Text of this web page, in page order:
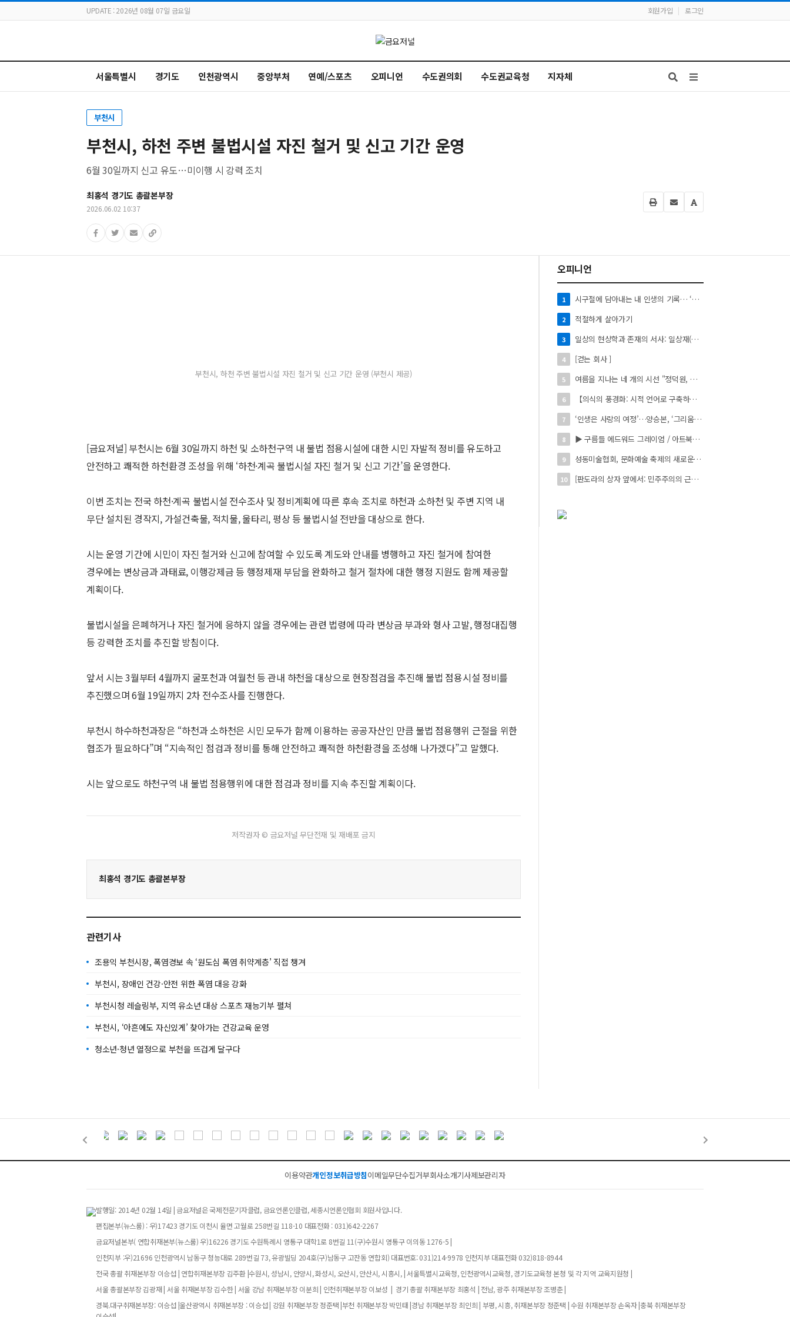
UPDATE : 2026년 08월 07일 금요일 회원가입 | 로그인
서울특별시 경기도 인천광역시 중앙부처 연예/스포츠 오피니언 수도권의회 수도권교육청 지자체
부천시
부천시, 하천 주변 불법시설 자진 철거 및 신고 기간 운영
6월 30일까지 신고 유도…미이행 시 강력 조치
최홍석 경기도 총괄본부장
2026.06.02 10:37
부천시, 하천 주변 불법시설 자진 철거 및 신고 기간 운영 (부천시 제공)
[금요저널] 부천시는 6월 30일까지 하천 및 소하천구역 내 불법 점용시설에 대한 시민 자발적 정비를 유도하고
안전하고 쾌적한 하천환경 조성을 위해 ‘하천·계곡 불법시설 자진 철거 및 신고 기간’을 운영한다.
이번 조치는 전국 하천·계곡 불법시설 전수조사 및 정비계획에 따른 후속 조치로 하천과 소하천 및 주변 지역 내
무단 설치된 경작지, 가설건축물, 적치물, 울타리, 평상 등 불법시설 전반을 대상으로 한다.
시는 운영 기간에 시민이 자진 철거와 신고에 참여할 수 있도록 계도와 안내를 병행하고 자진 철거에 참여한
경우에는 변상금과 과태료, 이행강제금 등 행정제재 부담을 완화하고 철거 절차에 대한 행정 지원도 함께 제공할
계획이다.
불법시설을 은폐하거나 자진 철거에 응하지 않을 경우에는 관련 법령에 따라 변상금 부과와 형사 고발, 행정대집행
등 강력한 조치를 추진할 방침이다.
앞서 시는 3월부터 4월까지 굴포천과 여월천 등 관내 하천을 대상으로 현장점검을 추진해 불법 점용시설 정비를
추진했으며 6월 19일까지 2차 전수조사를 진행한다.
부천시 하수하천과장은 “하천과 소하천은 시민 모두가 함께 이용하는 공공자산인 만큼 불법 점용행위 근절을 위한
협조가 필요하다”며 “지속적인 점검과 정비를 통해 안전하고 쾌적한 하천환경을 조성해 나가겠다”고 말했다.
시는 앞으로도 하천구역 내 불법 점용행위에 대한 점검과 정비를 지속 추진할 계획이다.
저작권자 © 금요저널 무단전재 및 재배포 금지
최홍석 경기도 총괄본부장
관련기사
조용익 부천시장, 폭염경보 속 ‘원도심 폭염 취약계층’ 직접 챙겨
부천시, 장애인 건강·안전 위한 폭염 대응 강화
부천시청 레슬링부, 지역 유소년 대상 스포츠 재능기부 펼쳐
부천시, ‘아흔에도 자신있게’ 찾아가는 건강교육 운영
청소년·청년 열정으로 부천을 뜨겁게 달구다
오피니언
1 시구절에 담아내는 내 인생의 기록… ‘시로 쓰는 자서전’
2 적절하게 살아가기
3 일상의 현상학과 존재의 서사: 일상재(日常材)의 시적 환치와 자아 성찰】
4 [걷는 회사 ]
5 여름을 지나는 네 개의 시선 "정덕원, 나지윤, 민선홍, 정윤하 작가" 4인 展
6 【의식의 풍경화: 시적 언어로 구축하는 실존의 미학】
7 ‘인생은 사랑의 여정’…양승본, ‘그리움의 빛’
8 ▶ 구름들 에드워드 그레이엄 / 아트북스 / 288쪽
9 성동미술협회, 문화예술 축제의 새로운 시작 ‘2026 서울숲 국제 아트 페스타’ 개최
10 [판도라의 상자 앞에서: 민주주의의 근원을 묻다]
이용약관개인정보취급방침이메일무단수집거부회사소개기사제보관리자
발행일: 2014년 02월 14일 | 금요저널은 국제전문기자클럽, 금요언론인클럽, 세종시언론인협회 회원사입니다.
편집본부(뉴스룸) : 우)17423 경기도 이천시 율면 고월로 258번길 118-10 대표전화 : 031)642-2267
금요저널본부( 연합취재본부(뉴스룸) 우)16226 경기도 수원특례시 영통구 대학1로 8번길 11(구)수원시 영통구 이의동 1276-5 |
인천지부 :우)21696 인천광역시 남동구 청능대로 289번길 73, 유광빌딩 204호(구)남동구 고잔동 연합회) 대표번호: 031)214-9978 인천지부 대표전화 032)818-8944
전국 총괄 취재본부장 이승섭 | 연합취재본부장 김주환 |수원시, 성남시, 안양시, 화성시, 오산시, 안산시, 시흥시, | 서울특별시교육청, 인천광역시교육청, 경기도교육청 본청 및 각 지역 교육지원청 |
서울 총괄본부장 김광재 | 서울 취재본부장 김수한 | 서울 강남 취재본부장 이분희 | 인천취재본부장 이보성 | 경기 총괄 취재본부장 최홍석 | 전남, 광주 취재본부장 조병춘 |
경북.대구취재본부장: 이승섭 |울산광역시 취재본부장 : 이승섭 | 강원 취재본부장 정준택 |부천 취재본부장 박민태 |경남 취재본부장 최인희 | 부평, 시흥, 취재본부장 정준택 | 수원 취재본부장 손옥자 |충북 취재본부장